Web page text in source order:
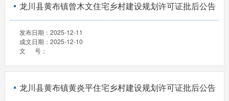
龙川县黄布镇曾木文住宅乡村建设规划许可证批后公告
发布日期： 2025-12-11
成文日期： 2025-12-10
文 号：
龙川县黄布镇黄炎平住宅乡村建设规划许可证批后公告